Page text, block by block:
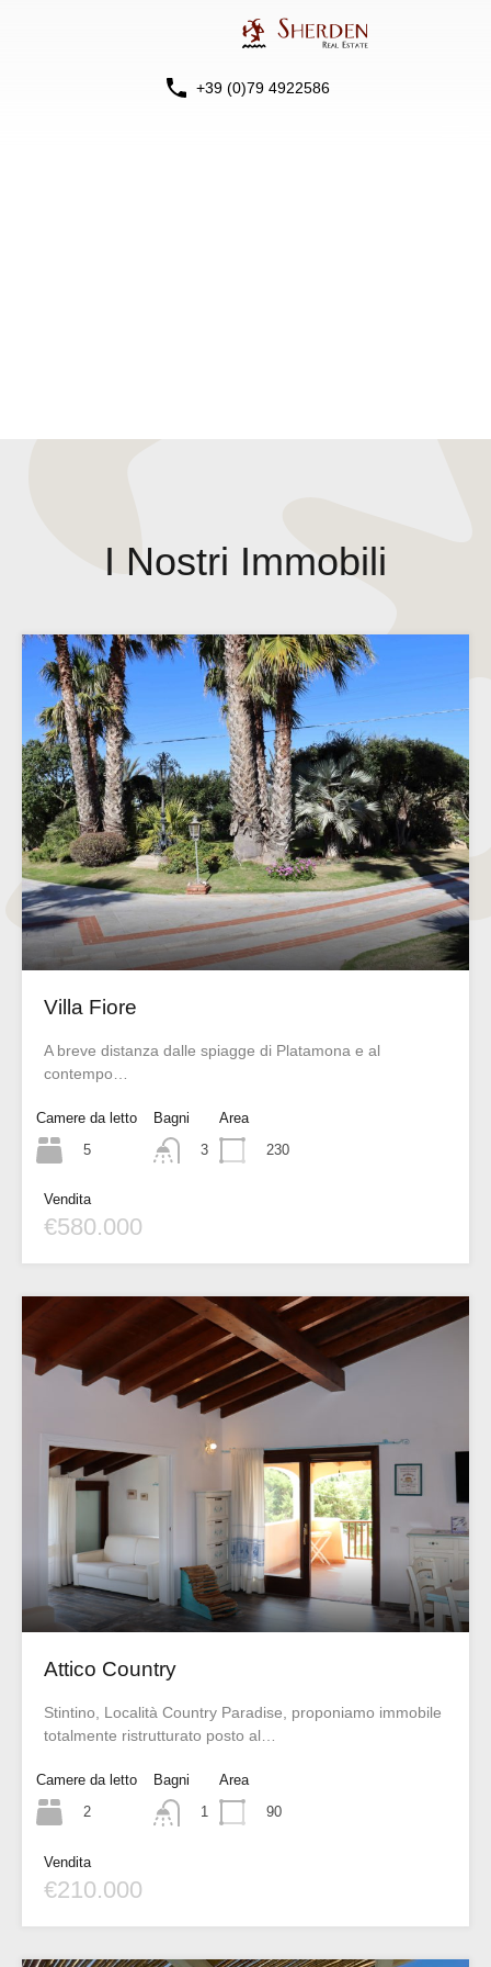
+39 (0)79 4922586
I Nostri Immobili
Villa Fiore
A breve distanza dalle spiagge di Platamona e al
contempo…
Camere da letto
5
Bagni
3
Area
230
Vendita
€580.000
Attico Country
Stintino, Località Country Paradise, proponiamo immobile
totalmente ristrutturato posto al…
Camere da letto
2
Bagni
1
Area
90
Vendita
€210.000